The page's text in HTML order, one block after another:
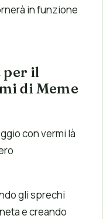
in funzione
per il
di Meme
con vermi là
gli sprechi
e creando